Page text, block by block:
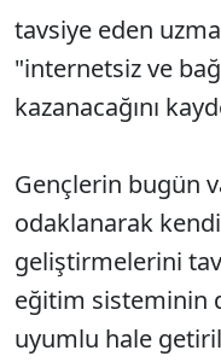
tavsiye eden
"internetsiz ve
kazanacağını
Gençlerin bugün
odaklanarak
geliştirmelerini
eğitim sisteminin
uyumlu hale